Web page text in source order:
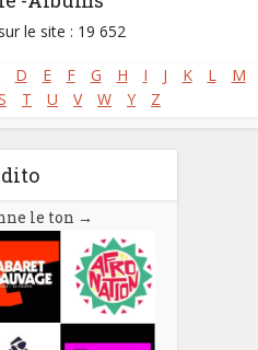
le site : 19 652
D E F G H I J K L
M
T U V W Y Z
le ton →